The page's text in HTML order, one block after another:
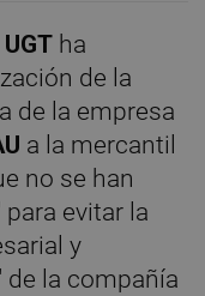
ha
de la
de la empresa
a la mercantil
no se han
evitar la
y
la compañía